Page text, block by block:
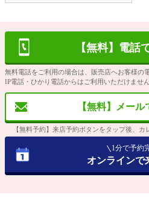
【無料】電話
無料電話をご利用の場合は、販売店へお客様の
IP電話・ひかり電話からはご利用いただけません
【無料】メー
【無料予約】来店予約ボタンをタップ後、
1分で予約
オンラインで